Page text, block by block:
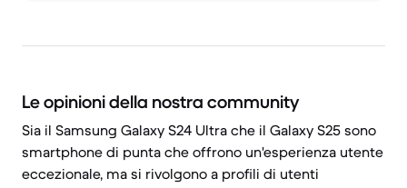
Le opinioni della nostra community
Sia il Samsung Galaxy S24 Ultra che il Galaxy S25 sono
smartphone di punta che offrono un'esperienza utente
eccezionale, ma si rivolgono a profili di utenti